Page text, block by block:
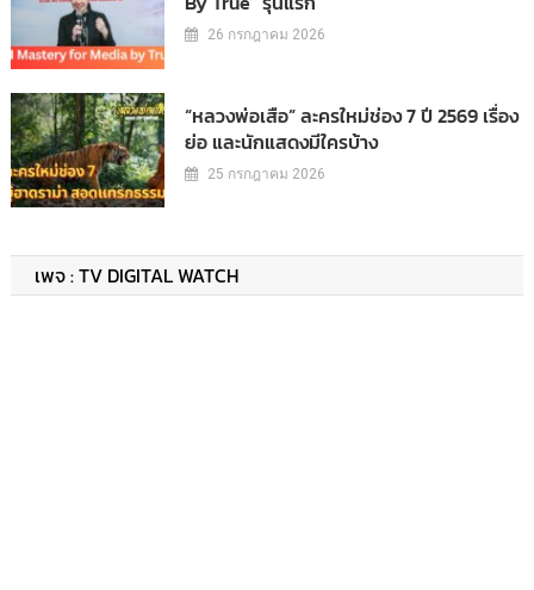
26 กรกฎาคม 2026
“หลวงพ่อเสือ” ละครใหม่ช่อง 7 ปี 2569 เรื่อง
ย่อ และนักแสดงมีใครบ้าง
25 กรกฎาคม 2026
เพจ : TV DIGITAL WATCH